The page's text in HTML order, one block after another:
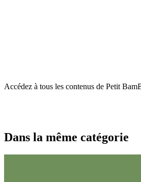
Accédez à tous les contenus de Petit
Dans la même catégorie